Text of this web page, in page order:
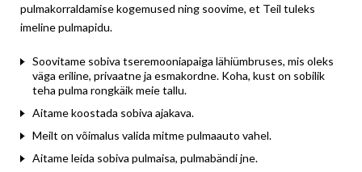
pulmakorraldamise kogemused ning soovime, et Teil tuleks
imeline pulmapidu.
Soovitame sobiva tseremooniapaiga lähiümbruses, mis oleks
väga eriline, privaatne ja esmakordne. Koha, kust on sobilik
teha pulma rongkäik meie tallu.
Aitame koostada sobiva ajakava.
Meilt on võimalus valida mitme pulmaauto vahel.
Aitame leida sobiva pulmaisa, pulmabändi jne.